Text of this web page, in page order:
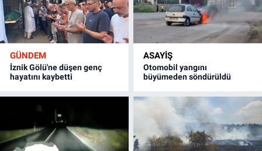
GÜNDEM
İznik Gölü'ne düşen genç
hayatını kaybetti
ASAYİŞ
Otomobil yangını
büyümeden söndürüldü